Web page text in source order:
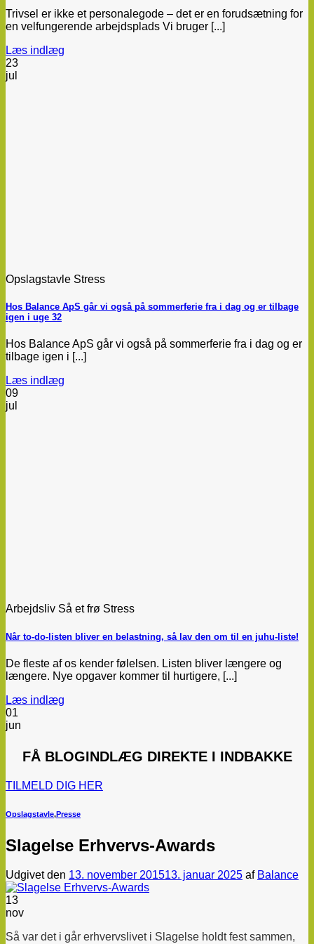
Trivsel er ikke et personalegode – det er en forudsætning for
en velfungerende arbejdsplads Vi bruger [...]
Læs indlæg
23
jul
Opslagstavle Stress
Hos Balance ApS går vi også på sommerferie fra i dag og er tilbage
igen i uge 32
Hos Balance ApS går vi også på sommerferie fra i dag og er
tilbage igen i [...]
Læs indlæg
09
jul
Arbejdsliv Så et frø Stress
Når to-do-listen bliver en belastning, så lav den om til en juhu-liste!
De fleste af os kender følelsen. Listen bliver længere og
længere. Nye opgaver kommer til hurtigere, [...]
Læs indlæg
01
jun
FÅ BLOGINDLÆG DIREKTE I INDBAKKE
TILMELD DIG HER
Opslagstavle,Presse
Slagelse Erhvervs-Awards
Udgivet den 13. november 201513. januar 2025 af Balance
13
nov
Så var det i går erhvervslivet i Slagelse holdt fest sammen,